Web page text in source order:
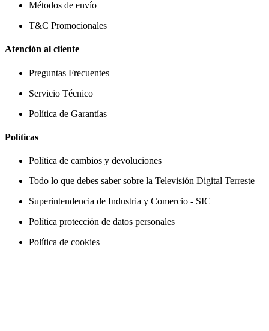
Métodos de envío
T&C Promocionales
Atención al cliente
Preguntas Frecuentes
Servicio Técnico
Política de Garantías
Políticas
Política de cambios y devoluciones
Todo lo que debes saber sobre la Televisión Digital Terreste
Superintendencia de Industria y Comercio - SIC
Política protección de datos personales
Política de cookies